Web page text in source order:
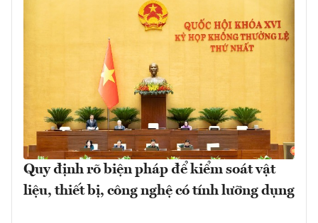
Quy định rõ biện pháp để kiểm soát vật
liệu, thiết bị, công nghệ có tính lưỡng dụng